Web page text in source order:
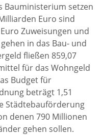
Bauministerium setzen
Euro sind
Zuweisungen und
in das Bau- und
fließen 859,07
für das Wohngeld
Budget für
beträgt 1,51
Städtebauförderung
denen 790 Millionen
gehen sollen.